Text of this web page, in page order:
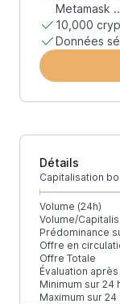
Metamask
10,000
Données
Détails
Capitalisation
Volume (24h)
Volume/
Prédominance
Offre en
Offre Totale
Évaluation
Minimum sur 24
Maximum sur 24